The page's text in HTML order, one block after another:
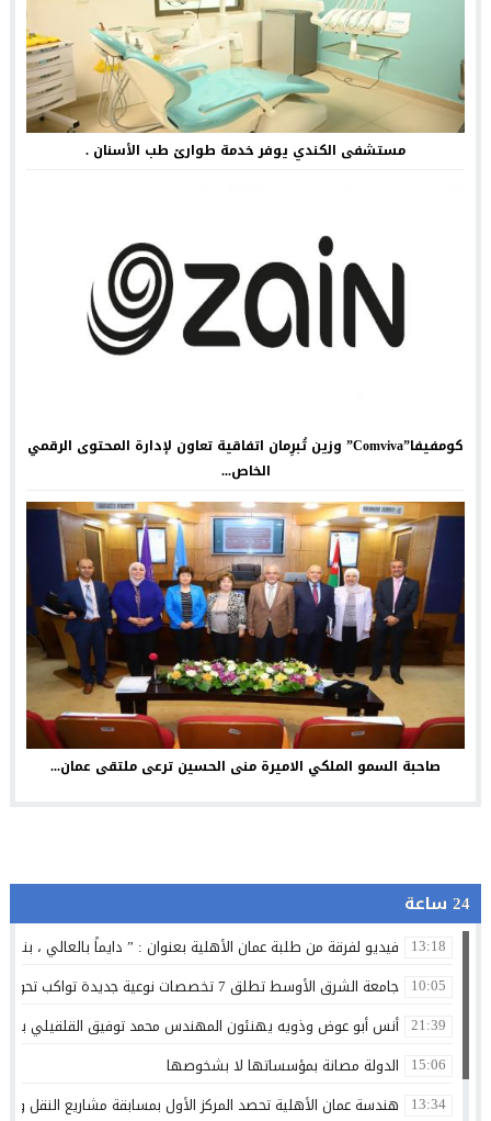
مستشفى الكندي يوفر خدمة طوارئ طب الأسنان .
كومفيفا”Comviva” وزين تُبرِمان اتفاقية تعاون لإدارة المحتوى الرقمي
الخاص...
صاحبة السمو الملكي الاميرة منى الحسين ترعى ملتقى عمان...
24 ساعة
13:18 فيديو لفرقة من طلبة عمان الأهلية بعنوان : ” دايماً بالعالي ،
10:05 جامعة الشرق الأوسط تطلق 7 تخصصات نوعية جديدة تواكب تحولات سوق العمل وتستشرف وظائف المستقبل
21:39 أنس أبو عوض وذويه يهنئون المهندس محمد توفيق القلقيلي
15:06 الدولة مصانة بمؤسساتها لا بشخوصها
13:34 هندسة عمان الأهلية تحصد المركز الأول بمسابقة مشاريع النقل